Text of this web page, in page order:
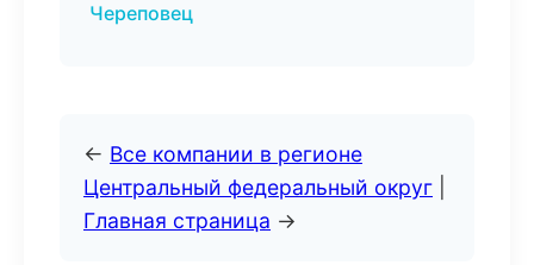
Череповец
← Все компании в регионе
Центральный федеральный округ
Главная страница →